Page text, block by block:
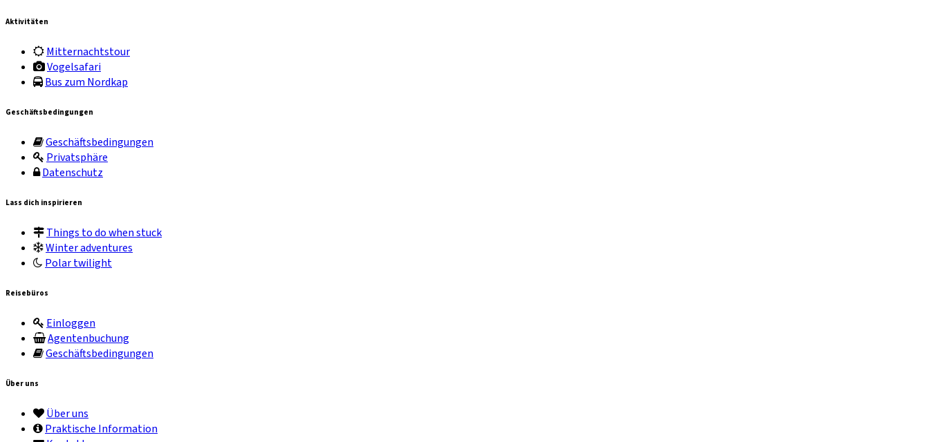
Aktivitäten
Mitternachtstour
Vogelsafari
Bus zum Nordkap
Geschäftsbedingungen
Geschäftsbedingungen
Privatsphäre
Datenschutz
Lass dich inspirieren
Things to do when stuck
Winter adventures
Polar twilight
Reisebüros
Einloggen
Agentenbuchung
Geschäftsbedingungen
Über uns
Über uns
Praktische Information